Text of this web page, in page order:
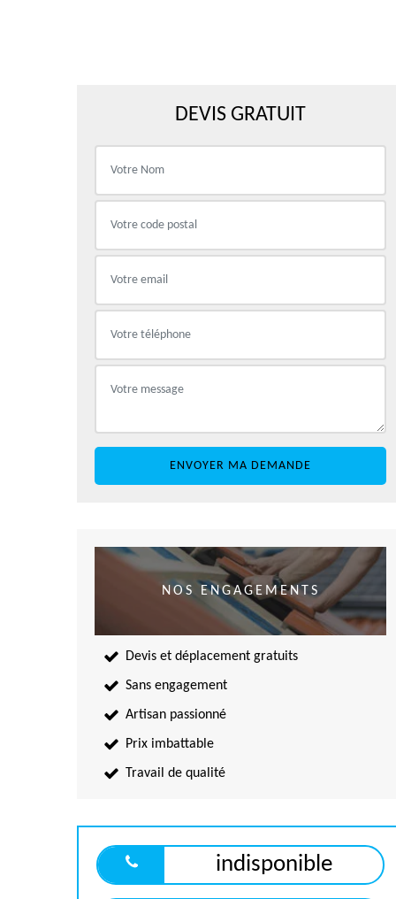
DEVIS GRATUIT
NOS ENGAGEMENTS
Devis et déplacement gratuits
Sans engagement
Artisan passionné
Prix imbattable
Travail de qualité
indisponible